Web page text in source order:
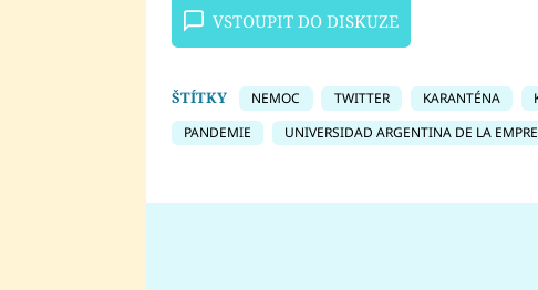
VSTOUPIT DO DISKUZE
ŠTÍTKY NEMOC TWITTER KARANTÉNA
PANDEMIE
UNIVERSIDAD ARGENTINA DE LA